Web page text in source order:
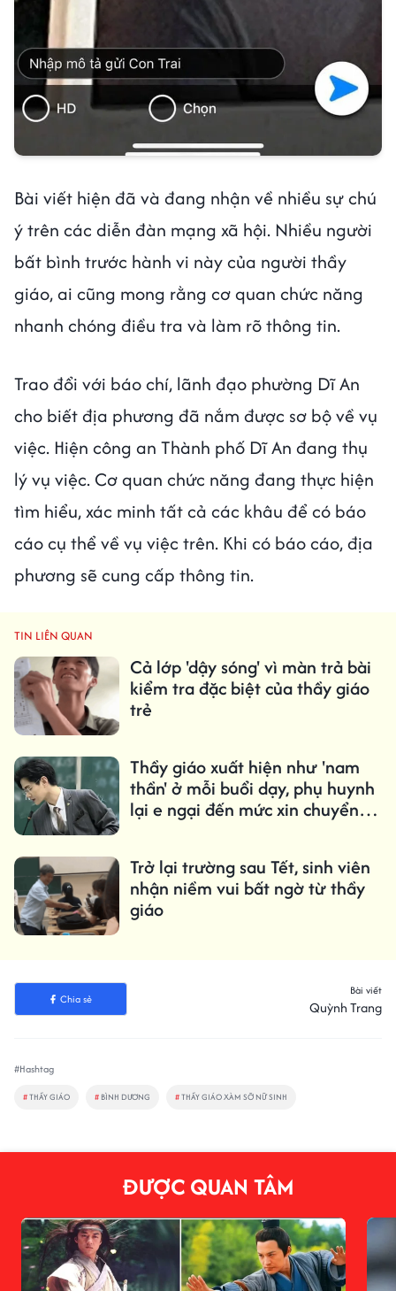
Bài viết hiện đã và đang nhận về nhiều sự chú
ý trên các diễn đàn mạng xã hội. Nhiều người
bất bình trước hành vi này của người thầy
giáo, ai cũng mong rằng cơ quan chức năng
nhanh chóng điều tra và làm rõ thông tin.
Trao đổi với báo chí, lãnh đạo phường Dĩ An
cho biết địa phương đã nắm được sơ bộ về vụ
việc. Hiện công an Thành phố Dĩ An đang thụ
lý vụ việc. Cơ quan chức năng đang thực hiện
tìm hiểu, xác minh tất cả các khâu để có báo
cáo cụ thể về vụ việc trên. Khi có báo cáo, địa
phương sẽ cung cấp thông tin.
TIN LIÊN QUAN
Cả lớp 'dậy sóng' vì màn trả bài
kiểm tra đặc biệt của thầy giáo
trẻ
Thầy giáo xuất hiện như 'nam
thần' ở mỗi buổi dạy, phụ huynh
lại e ngại đến mức xin chuyển
Trở lại trường sau Tết, sinh viên
nhận niềm vui bất ngờ từ thầy
giáo
Chia sẻ
Bài viết
Quỳnh Trang
#Hashtag
#THẦY GIÁO # BÌNH DƯƠNG #THẦY GIÁO XÀM SỠ NỮ SINH
ĐƯỢC QUAN TÂM